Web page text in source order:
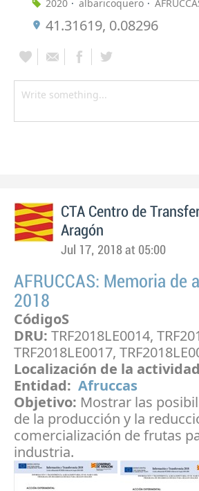
2020
albaricoquero
41.31619, 0.08296
CTA Centro de
Aragón
Jul 17, 2018 at 05:00
AFRUCCAS: Memoria
2018
CódigoS
DRU: TRF2018LE0014,
TRF2018LE0017,
Localización de la
Entidad: Afruccas
Objetivo: Mostrar las
de la producción y la
comercialización de frutas
industria.